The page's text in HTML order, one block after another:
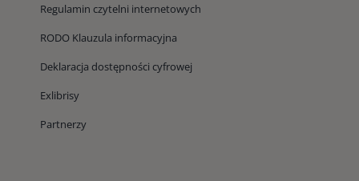
Regulamin czytelni internetowych
RODO Klauzula informacyjna
Deklaracja dostępności cyfrowej
Exlibrisy
Partnerzy